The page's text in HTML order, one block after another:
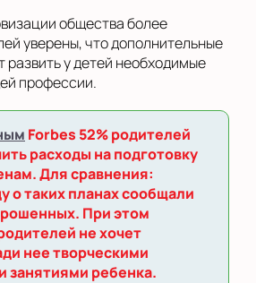
общества более
уверены, что дополнительные
развить у детей необходимые
профессии.
Forbes 52% родителей
расходы на подготовку
Для сравнения:
о таких планах сообщали
При этом
не хочет
нее творческими
занятиями ребенка.